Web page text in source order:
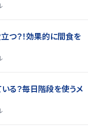
つ？！効果的に間食を
る？毎日階段を使うメ